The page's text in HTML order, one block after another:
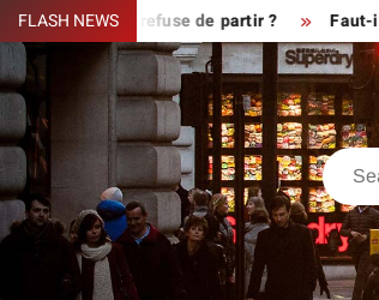
Skip
to
content
FLASH NEWS
le fermier refuse de partir ? Faut-il